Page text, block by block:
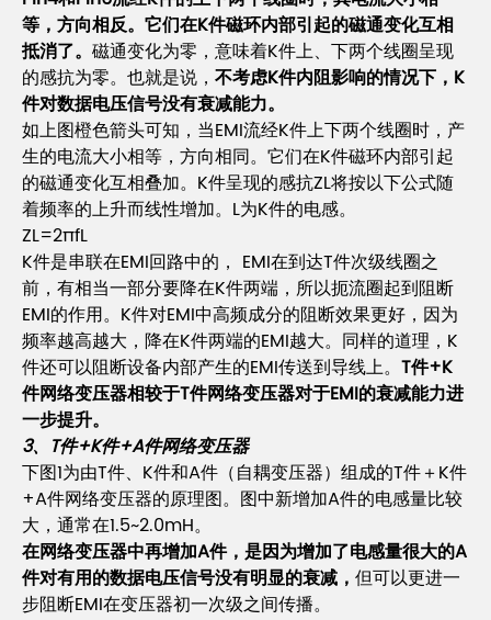
等，方向相反。它们在K件磁环内部引起的磁通变化互相
抵消了。 磁通变化为零，意味着K件上、下两个线圈呈现
的感抗为零。也就是说， 不考虑K件内阻影响的情况下，K
件对数据电压信号没有衰减能力。
如上图橙色箭头可知，当EMI流经K件上下两个线圈时，产
生的电流大小相等，方向相同。它们在K件磁环内部引起
的磁通变化互相叠加。K件呈现的感抗ZL将按以下公式随
着频率的上升而线性增加。L为K件的电感。
ZL=2πfL
K件是串联在EMI回路中的， EMI在到达T件次级线圈之
前，有相当一部分要降在K件两端，所以扼流圈起到阻断
EMI的作用。K件对EMI中高频成分的阻断效果更好，因为
频率越高越大，降在K件两端的EMI越大。同样的道理，K
件还可以阻断设备内部产生的EMI传送到导线上。 T件+K
件网络变压器相较于T件网络变压器对于EMI的衰减能力进
一步提升。
3、T件+K件+A件网络变压器
下图1为由T件、K件和A件（自耦变压器）组成的T件＋K件
+A件网络变压器的原理图。图中新增加A件的电感量比较
大，通常在1.5~2.0mH。
在网络变压器中再增加A件，是因为增加了电感量很大的A
件对有用的数据电压信号没有明显的衰减， 但可以更进一
步阻断EMI在变压器初一次级之间传播。